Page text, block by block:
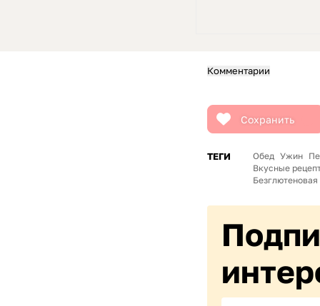
Комментарии
Сохранить
ТЕГИ Обед Ужин
Вкусные
Безглютеновая